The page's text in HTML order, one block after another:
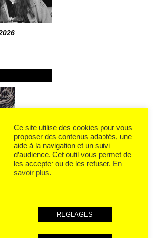
Ce site utilise des cookies pour vous
proposer des contenus adaptés, une
aide à la navigation et un suivi
d’audience. Cet outil vous permet de
les accepter ou de les refuser. En
savoir plus.
REGLAGES